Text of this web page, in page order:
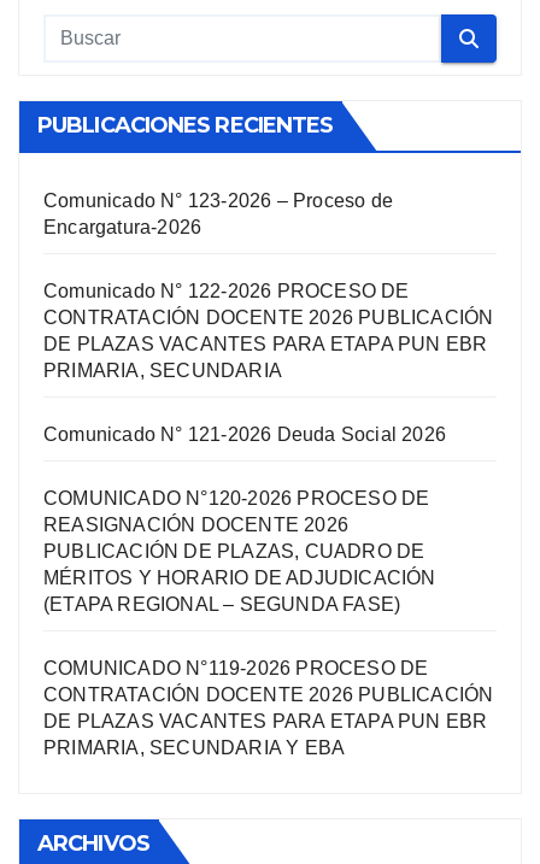
PUBLICACIONES RECIENTES
Comunicado N° 123-2026 – Proceso de
Encargatura-2026
Comunicado N° 122-2026 PROCESO DE
CONTRATACIÓN DOCENTE 2026 PUBLICACIÓN
DE PLAZAS VACANTES PARA ETAPA PUN EBR
PRIMARIA, SECUNDARIA
Comunicado N° 121-2026 Deuda Social 2026
COMUNICADO N°120-2026 PROCESO DE
REASIGNACIÓN DOCENTE 2026
PUBLICACIÓN DE PLAZAS, CUADRO DE
MÉRITOS Y HORARIO DE ADJUDICACIÓN
(ETAPA REGIONAL – SEGUNDA FASE)
COMUNICADO N°119-2026 PROCESO DE
CONTRATACIÓN DOCENTE 2026 PUBLICACIÓN
DE PLAZAS VACANTES PARA ETAPA PUN EBR
PRIMARIA, SECUNDARIA Y EBA
ARCHIVOS